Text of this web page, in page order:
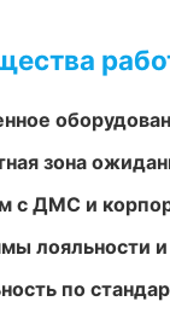
зона
с ДМС и
лояльности
по